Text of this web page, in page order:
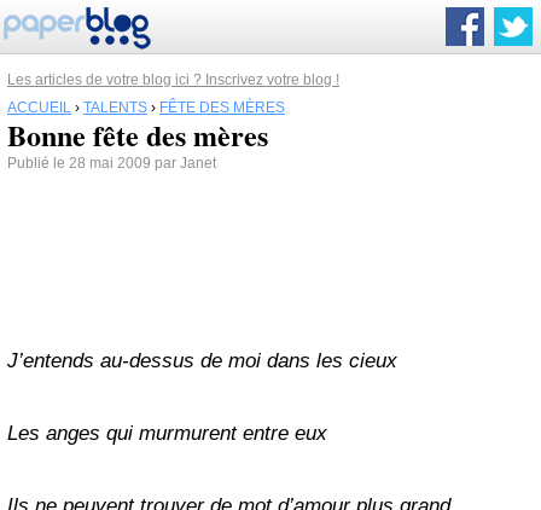
Les articles de votre blog ici ? Inscrivez votre blog !
ACCUEIL › TALENTS › FÊTE DES MÈRES
Bonne fête des mères
Publié le 28 mai 2009 par Janet
J’entends au-dessus de moi dans les cieux
Les anges qui murmurent entre eux